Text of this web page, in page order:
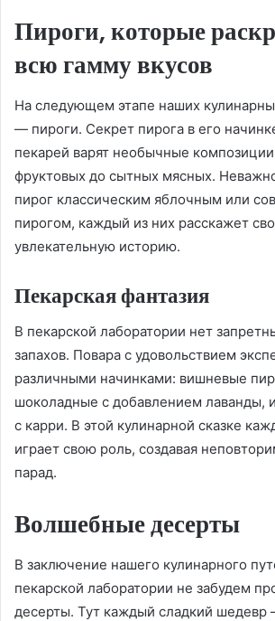
Пироги, которые
всю гамму вкусов
На следующем этапе наших
— пироги. Секрет пирога в его
пекарей варят необычные
фруктовых до сытных мясных.
пирог классическим яблочным или
пирогом, каждый из них расскажет
увлекательную историю.
Пекарская фантазия
В пекарской лаборатории нет
запахов. Повара с удовольствием
различными начинками: вишневые
шоколадные с добавлением лаванды,
с карри. В этой кулинарной сказке
играет свою роль, создавая
парад.
Волшебные десерты
В заключение нашего кулинарного
пекарской лаборатории не забудем
десерты. Тут каждый сладкий шедевр